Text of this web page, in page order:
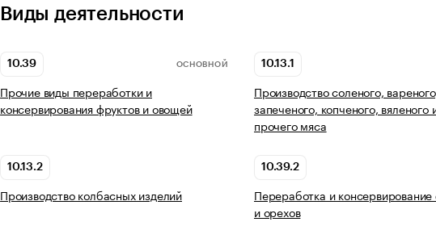
Виды деятельности
10.39 ОСНОВНОЙ
Прочие виды переработки и
консервирования фруктов и овощей
10.13.1
Производство соленого,
запеченого, копченого, вяленого
прочего мяса
10.13.2
Производство колбасных изделий
10.39.2
Переработка и консервирование
и орехов